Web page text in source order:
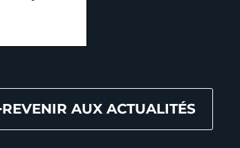
REVENIR AUX ACTUALITÉS